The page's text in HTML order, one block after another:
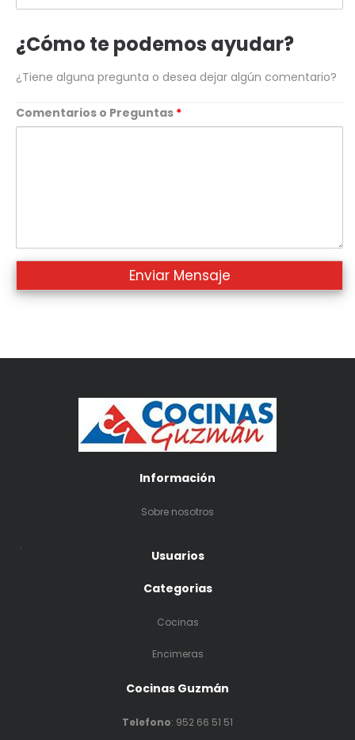
de
¿Cómo te podemos ayudar?
¿Tiene alguna pregunta o desea dejar algún comentario?
Comentarios o Preguntas *
Información
Sobre nosotros
.
Usuarios
Categorias
Cocinas
Encimeras
Cocinas Guzmán
Telefono: 952 66 51 51